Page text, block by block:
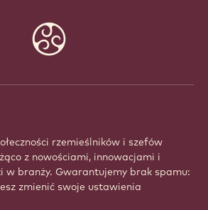
rzemieślników i szefów
z nowościami, innowacjami i
w branży. Gwarantujemy brak spamu:
zmienić swoje ustawienia